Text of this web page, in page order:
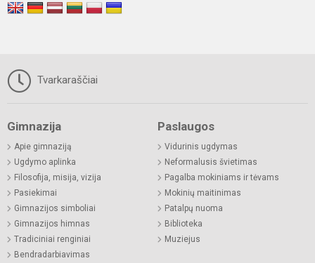
Tvarkaraščiai
Gimnazija
Apie gimnaziją
Ugdymo aplinka
Filosofija, misija, vizija
Pasiekimai
Gimnazijos simboliai
Gimnazijos himnas
Tradiciniai renginiai
Bendradarbiavimas
Paslaugos
Vidurinis ugdymas
Neformalusis švietimas
Pagalba mokiniams ir tėvams
Mokinių maitinimas
Patalpų nuoma
Biblioteka
Muziejus